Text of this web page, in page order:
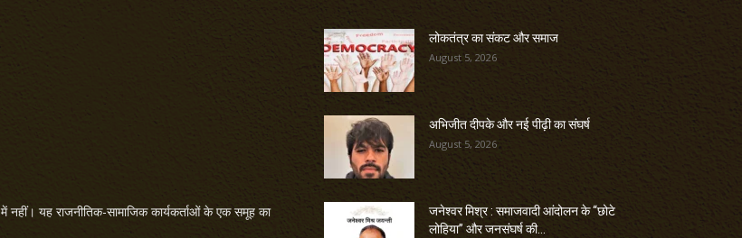
यह राजनीतिक-सामाजिक कार्यकर्ताओं के एक समूह का
लोकतंत्र का संकट और समाज
August 5, 2026
अभिजीत दीपके और नई पीढ़ी का संघर्ष
August 5, 2026
जनेश्वर मिश्र : समाजवादी आंदोलन के “छोटे
लोहिया” और जनसंघर्ष की...